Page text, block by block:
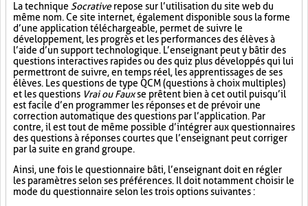
La technique Socrativerepose sur l’utilisation du site web du
même nom. Ce site internet, également disponible sous la forme
d’une application téléchargeable, permet de suivre le
développement, les progrès et les performances des élèves à
l’aide d’un support technologique. L’enseignant peut y bâtir des
questions interactives rapides ou des quiz plus développés qui lui
permettront de suivre, en temps réel, les apprentissages de ses
élèves. Les questions de type QCM (questions à choix multiples)
et les questions Vrai ou Fauxse prêtent bien à cet outil puisqu’il
est facile d’en programmer les réponses et de prévoir une
correction automatique des questions par l’application. Par
contre, il est tout de même possible d’intégrer aux questionnaires
des questions à réponses courtes que l’enseignant peut corriger
par la suite en grand groupe.
Ainsi, une fois le questionnaire bâti, l’enseignant doit en régler
les paramètres selon ses préférences. Il doit notamment choisir le
mode du questionnaire selon les trois options suivantes :